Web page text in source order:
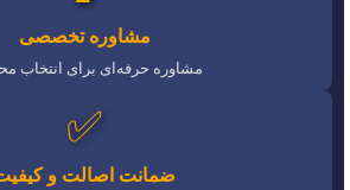
مشاوره تخصصی
مشاوره حرفه‌ای برای انتخاب
✅
ضمانت اصالت و